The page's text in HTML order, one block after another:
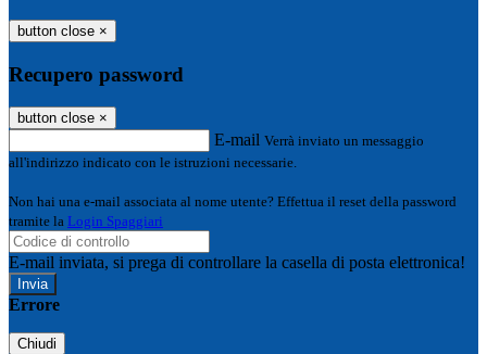
button close ×
Recupero password
button close ×
E-mail Verrà inviato un messaggio
all'indirizzo indicato con le istruzioni necessarie.
Non hai una e-mail associata al nome utente? Effettua il reset della password
tramite la Login Spaggiari
E-mail inviata, si prega di controllare la casella di posta elettronica!
Errore
Chiudi